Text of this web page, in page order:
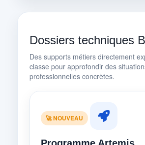
Dossiers techniques
Des supports métiers directement
classe pour approfondir des
professionnelles concrètes.
🚀 NOUVEAU